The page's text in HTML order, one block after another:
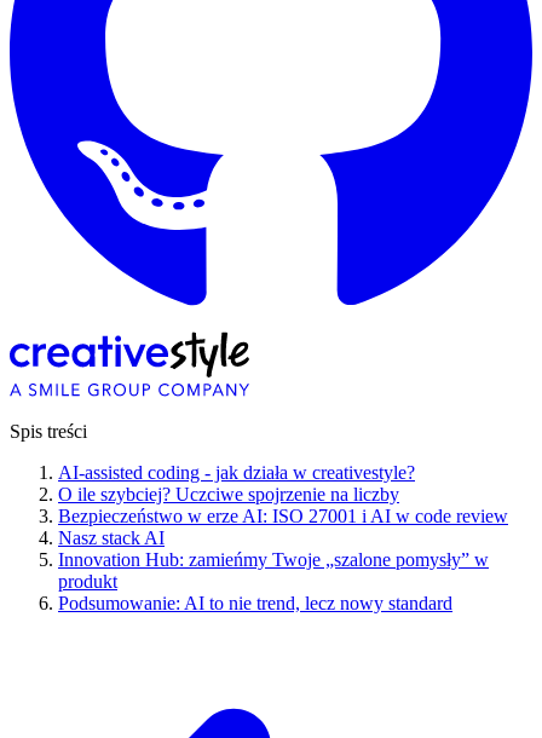
Spis treści
AI-assisted coding - jak działa w creativestyle?
O ile szybciej? Uczciwe spojrzenie na liczby
Bezpieczeństwo w erze AI: ISO 27001 i AI w code review
Nasz stack AI
Innovation Hub: zamieńmy Twoje „szalone pomysły” w
produkt
Podsumowanie: AI to nie trend, lecz nowy standard